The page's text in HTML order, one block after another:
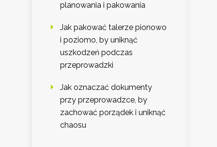
planowania i pakowania
Jak pakować talerze pionowo
i poziomo, by uniknąć
uszkodzeń podczas
przeprowadzki
Jak oznaczać dokumenty
przy przeprowadzce, by
zachować porządek i uniknąć
chaosu